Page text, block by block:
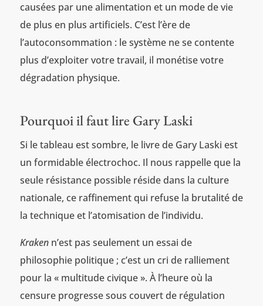
causées par une alimentation et un mode de vie
de plus en plus artificiels. C’est l’ère de
l’autoconsommation : le système ne se contente
plus d’exploiter votre travail, il monétise votre
dégradation physique.
Pourquoi il faut lire Gary Laski
Si le tableau est sombre, le livre de Gary Laski est
un formidable électrochoc. Il nous rappelle que la
seule résistance possible réside dans la culture
nationale, ce raffinement qui refuse la brutalité de
la technique et l’atomisation de l’individu.
Krakenn’est pas seulement un essai de
philosophie politique ; c’est un cri de ralliement
pour la « multitude civique ». À l’heure où la
censure progresse sous couvert de régulation